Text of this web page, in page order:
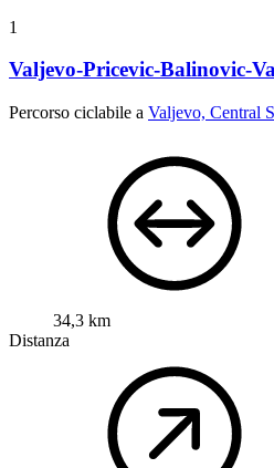
1
Valjevo-Pricevic-Balinovic-
Percorso ciclabile a Valjevo, Central
34,3 km
Distanza